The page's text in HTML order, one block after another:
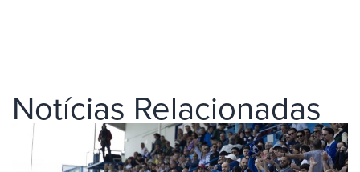
Notícias Relacionadas